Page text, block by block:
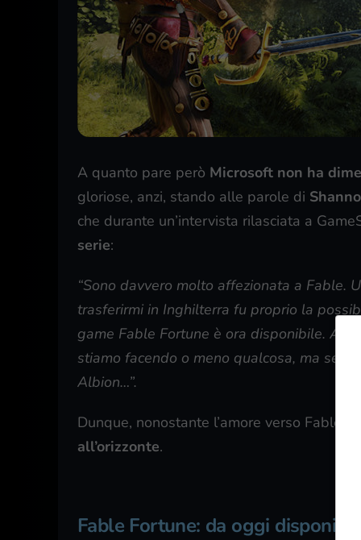
A quanto pare però Microsoft non ha
gloriose, anzi, stando alle parole di
che durante un’intervista rilasciata a
serie:
“Sono davvero molto affezionata a Fable.
trasferirmi in Inghilterra fu proprio la
game Fable Fortune è ora disponibile.
stiamo facendo o meno qualcosa, ma se
Albion…”.
Dunque, nonostante l’amore verso Fable,
all’orizzonte.
Fable Fortune: da oggi